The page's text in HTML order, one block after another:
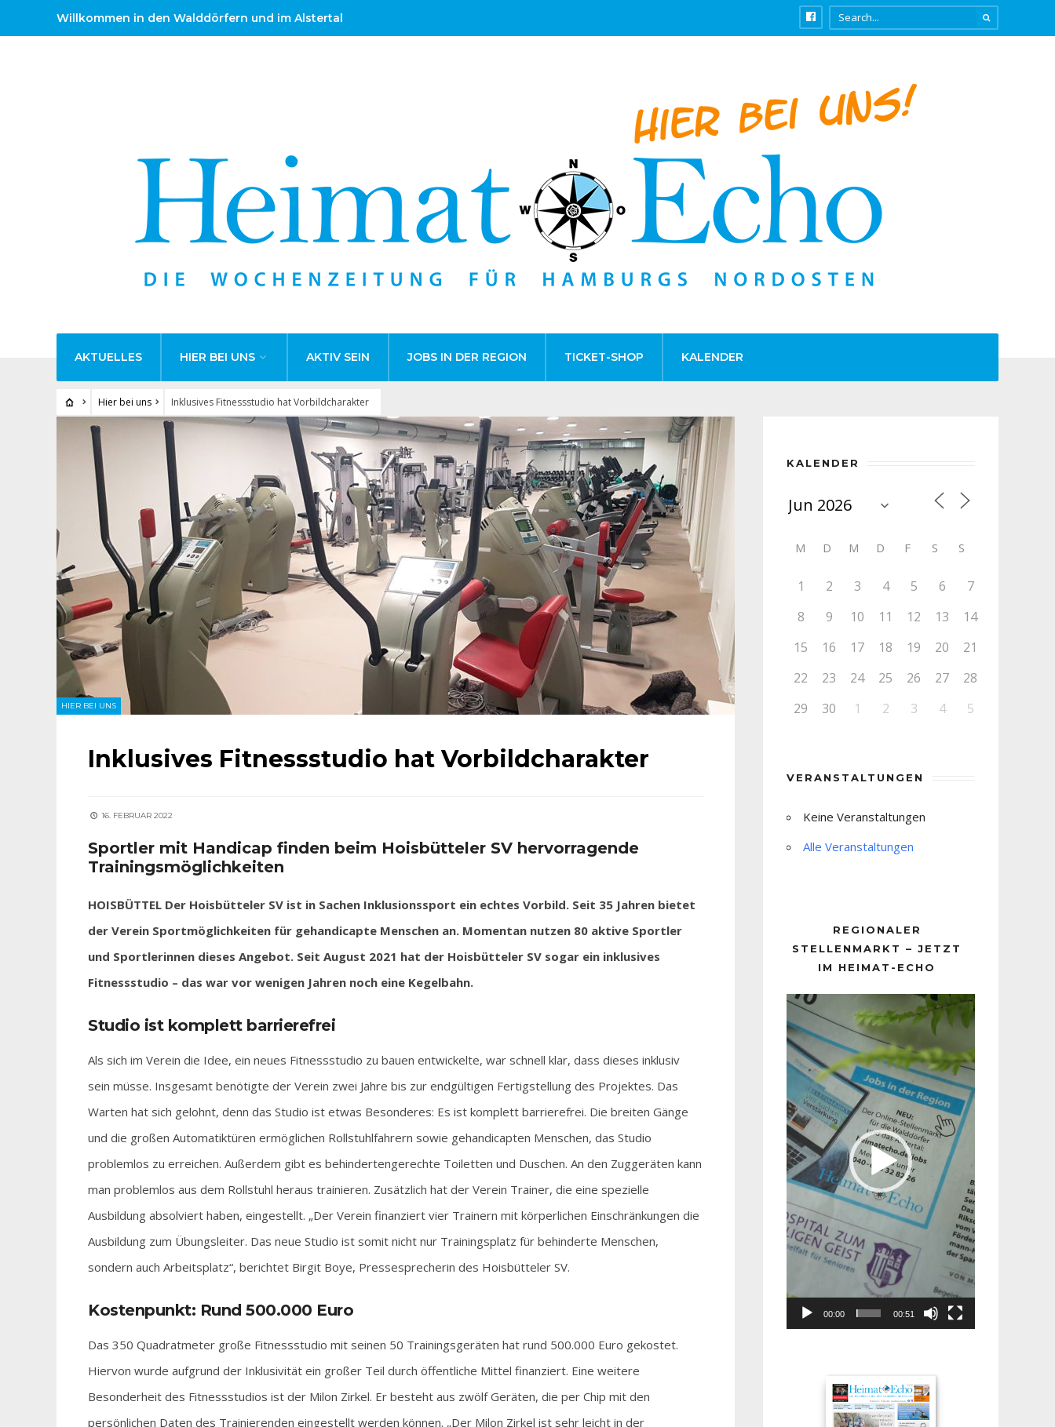
Willkommen in den Walddörfern und im Alstertal
AKTUELLES HIER BEI UNS AKTIV SEIN JOBS IN DER REGION TICKET-SHOP KALENDER
Hier bei uns Inklusives Fitnessstudio hat Vorbildcharakter
HIER BEI UNS
Inklusives Fitnessstudio hat Vorbildcharakter
16. FEBRUAR 2022
Sportler mit Handicap finden beim Hoisbütteler SV hervorragende
Trainingsmöglichkeiten
HOISBÜTTEL Der Hoisbütteler SV ist in Sachen Inklusionssport ein echtes Vorbild. Seit 35 Jahren bietet
der Verein Sportmöglichkeiten für gehandicapte Menschen an. Momentan nutzen 80 aktive Sportler
und Sportlerinnen dieses Angebot. Seit August 2021 hat der Hoisbütteler SV sogar ein inklusives
Fitnessstudio – das war vor wenigen Jahren noch eine Kegelbahn.
Studio ist komplett barrierefrei
Als sich im Verein die Idee, ein neues Fitnessstudio zu bauen entwickelte, war schnell klar, dass dieses inklusiv
sein müsse. Insgesamt benötigte der Verein zwei Jahre bis zur endgültigen Fertigstellung des Projektes. Das
Warten hat sich gelohnt, denn das Studio ist etwas Besonderes: Es ist komplett barrierefrei. Die breiten Gänge
und die großen Automatiktüren ermöglichen Rollstuhlfahrern sowie gehandicapten Menschen, das Studio
problemlos zu erreichen. Außerdem gibt es behindertengerechte Toiletten und Duschen. An den Zuggeräten kann
man problemlos aus dem Rollstuhl heraus trainieren. Zusätzlich hat der Verein Trainer, die eine spezielle
Ausbildung absolviert haben, eingestellt. „Der Verein finanziert vier Trainern mit körperlichen Einschränkungen die
Ausbildung zum Übungsleiter. Das neue Studio ist somit nicht nur Trainingsplatz für behinderte Menschen,
sondern auch Arbeitsplatz“, berichtet Birgit Boye, Pressesprecherin des Hoisbütteler SV.
Kostenpunkt: Rund 500.000 Euro
Das 350 Quadratmeter große Fitnessstudio mit seinen 50 Trainingsgeräten hat rund 500.000 Euro gekostet.
Hiervon wurde aufgrund der Inklusivität ein großer Teil durch öffentliche Mittel finanziert. Eine weitere
Besonderheit des Fitnessstudios ist der Milon Zirkel. Er besteht aus zwölf Geräten, die per Chip mit den
persönlichen Daten des Trainierenden eingestellt werden können. „Der Milon Zirkel ist sehr leicht in der
KALENDER
M D M D F S S
1 2 3 4 5 6
7
8
9 10 11 12 13
14
15
16 17 18 19 20
21
22
23 24 25 26 27
28
29
30 1 2 3 4 5
VERANSTALTUNGEN
Keine Veranstaltungen
Alle Veranstaltungen
REGIONALER
STELLENMARKT – JETZT
IM HEIMAT-ECHO
Player
00:00 00:51